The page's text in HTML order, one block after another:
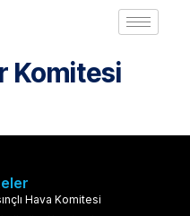
Komitesi
Hava Komitesi